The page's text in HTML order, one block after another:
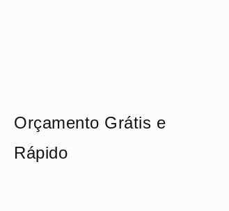
Orçamento Grátis e
Rápido